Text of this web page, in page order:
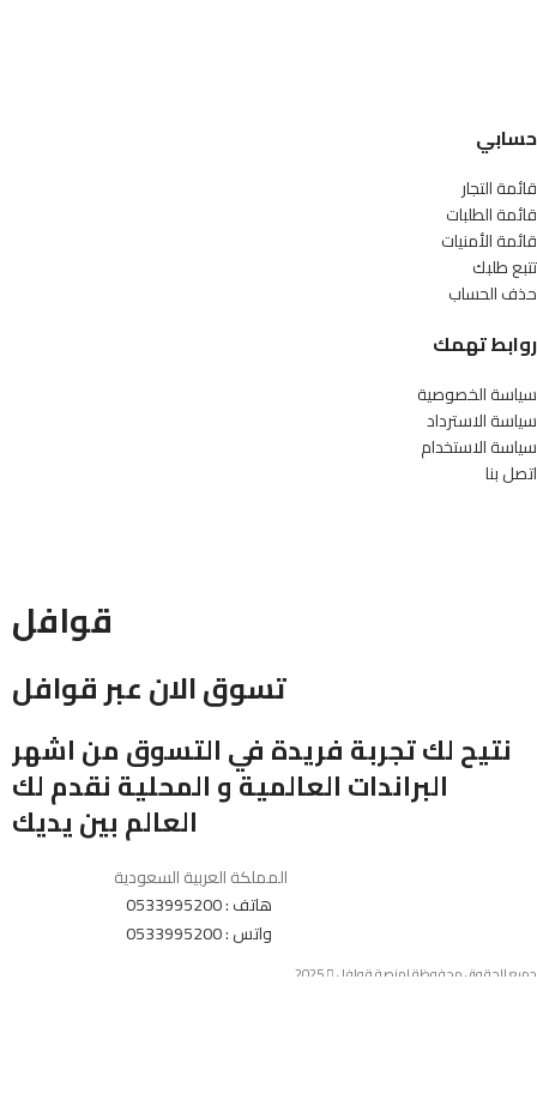
حسابي
قائمة التجار
قائمة الطلبات
قائمة الأمنيات
تتبع طلبك
حذف الحساب
روابط تهمك
سياسة الخصوصية
سياسة الاسترداد
سياسة الاستخدام
اتصل بنا
قوافل
تسوق الان عبر قوافل
نتيح لك تجربة فريدة في التسوق من اشهر
البراندات العالمية و المحلية نقدم لك
العالم بين يديك
المملكة العربية السعودية
هاتف : 0533995200
واتس : 0533995200
جميع الحقوق محفوظة لمنصة قوافل